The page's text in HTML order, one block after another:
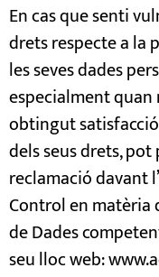
En cas que senti
drets respecte a la
les seves dades
especialment quan
obtingut
dels seus drets,
reclamació davant
Control en matèria
de Dades
seu lloc web: